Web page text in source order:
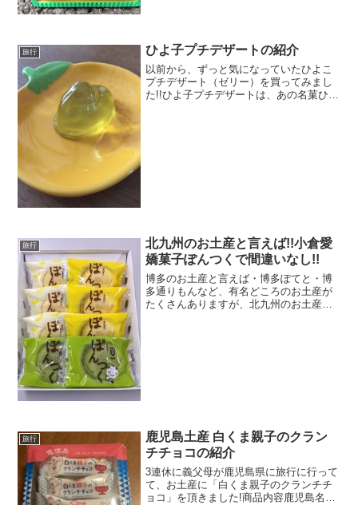
旅行 ひよ子プチデザートの紹介
以前から、ずっと気になっていたひよこ
プチデザート（ゼリー）を買ってみまし
た!!ひよ子プチデザートは、あの名菓ひよ
旅行
北九州のお土産と言えば!!小倉愛
嬌菓子ぽんつくで間違いなし!!
博多のお土産と言えば・博多ぽてと・博
多通りもんなど、有名どころのお土産が
たくさんありますが、北九州のお土産っ
旅行
鹿児島土産 白くま親子のクラン
チチョコの紹介
3連休に義父母が鹿児島県に旅行に行って
て、お土産に「白くま親子のクランチチ
ョコ」を頂きました!商品内容鹿児島名物